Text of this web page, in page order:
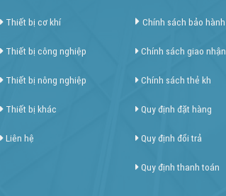
Thiết bị cơ khí
Thiết bị công nghiệp
Thiết bị nông nghiệp
Thiết bị khác
Liên hệ
Chính sách bảo hành
Chính sách giao nhận
Chính sách thẻ kh
Quy định đặt hàng
Quy định đổi trả
Quy định thanh toán